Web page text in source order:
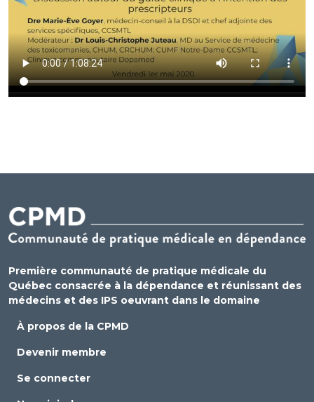
Première communauté de pratique médicale du
Québec consacrée à la dépendance et réunissant des
médecins et des IPS oeuvrant dans le domaine
À propos de la CPMD
Devenir membre
Se connecter